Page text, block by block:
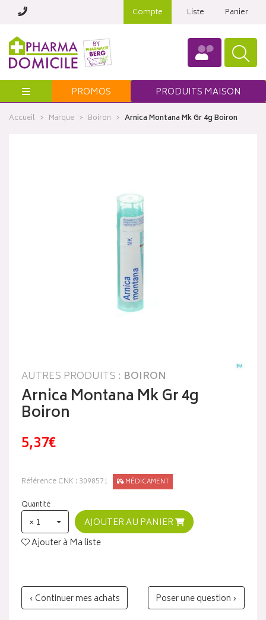
Compte Liste Panier
Menu PROMOS PRODUITS MAISON
Accueil Marque Boiron Arnica Montana Mk Gr 4g Boiron
AUTRES PRODUITS : BOIRON
Arnica Montana Mk Gr 4g
Boiron
5,37€
Référence CNK : 3098571 MÉDICAMENT
Quantité
× 1
AJOUTER AU PANIER
Ajouter à Ma liste
‹ Continuer mes achats Poser une question ›